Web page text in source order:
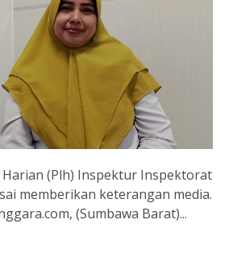
Harian (Plh) Inspektur Inspektorat
memberikan keterangan media.
(Sumbawa Barat)...